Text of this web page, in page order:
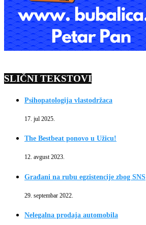
SLIČNI TEKSTOVI
Psihopatologija vlastodržaca
17. jul 2025.
The Bestbeat ponovo u Užicu!
12. avgust 2023.
Građani na rubu egzistencije zbog SNS
29. septembar 2022.
Nelegalna prodaja automobila